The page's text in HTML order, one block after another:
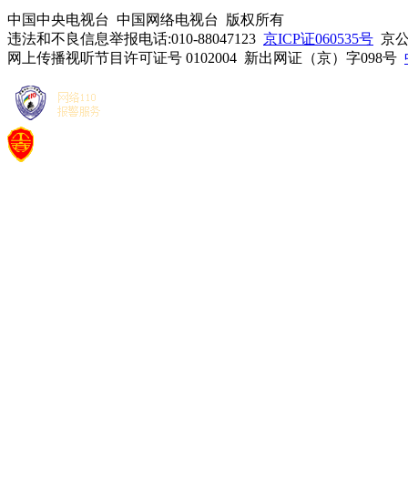
中国中央电视台 中国网络电视台 版权所有
违法和不良信息举报电话:010-88047123 京ICP证060535号 京
网上传播视听节目许可证号 0102004 新出网证（京）字098号